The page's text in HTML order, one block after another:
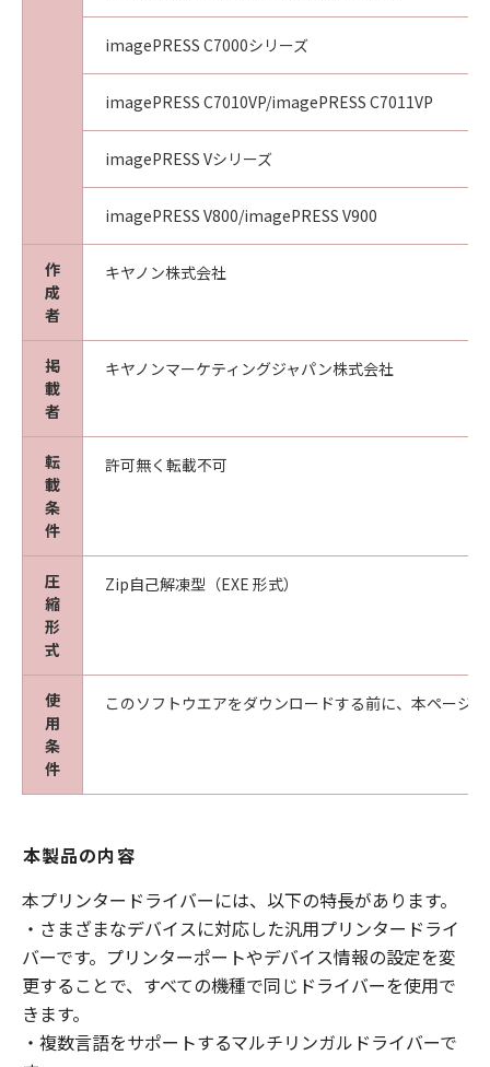
imagePRESS C7000シリーズ
imagePRESS C7010VP/imagePRESS C7011VP
imagePRESS Vシリーズ
imagePRESS V800/imagePRESS V900
作
成
者
キヤノン株式会社
掲
載
者
キヤノンマーケティングジャパン株式会社
転
載
条
件
許可無く転載不可
圧
縮
形
式
Zip自己解凍型（EXE 形式）
使
用
条
件
このソフトウエアをダウンロードする前に、本ページ
本製品の内容
本プリンタードライバーには、以下の特長があります。
・さまざまなデバイスに対応した汎用プリンタードライ
バーです。プリンターポートやデバイス情報の設定を変
更することで、すべての機種で同じドライバーを使用で
きます。
・複数言語をサポートするマルチリンガルドライバーで